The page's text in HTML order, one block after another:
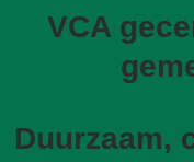
VCA
Duurzaam,